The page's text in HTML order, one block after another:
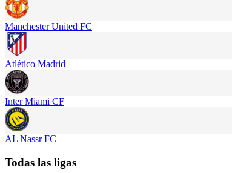
Manchester United FC
Atlético Madrid
Inter Miami CF
AL Nassr FC
Todas las ligas